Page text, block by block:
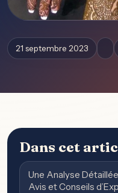
21 septembre 2023
Dans cet
Une Analyse
Avis et Conseils